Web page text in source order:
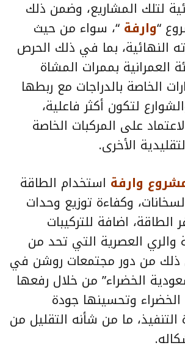
لتلك المشاريع، وضمن ذلك
“وارفة “، سواء من حيث
النهائية، بما في ذلك الحرص
العمرانية بممرات المشاة
الخاصة بالدراجات مع ربطها
لتكون أكثر فاعلية،
على المركبات الخاصة
الأخرى.
وارفة استخدام الطاقة
وكفاءة توزيع وحدات
الطاقة، اضافة للتركيبات
والري العصرية التي تحد من
ذلك من دور مجتمعات روشن في
الخضراء” من خلال رفعها
وتحسينها جودة
ما من شأنه التقليل من